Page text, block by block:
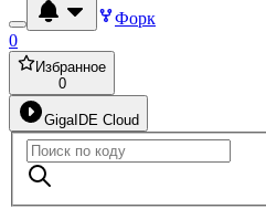
Форк
0
Избранное
0
GigaIDE Cloud